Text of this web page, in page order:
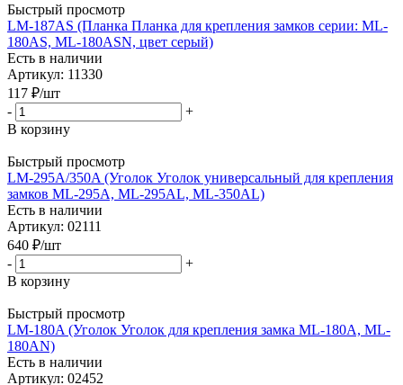
Быстрый просмотр
LM-187AS (Планка Планка для крепления замков серии: ML-
180AS, ML-180ASN, цвет серый)
Есть в наличии
Артикул: 11330
117 ₽/шт
-
+
В корзину
Быстрый просмотр
LM-295A/350A (Уголок Уголок универсальный для крепления
замков ML-295A, ML-295AL, ML-350AL)
Есть в наличии
Артикул: 02111
640 ₽/шт
-
+
В корзину
Быстрый просмотр
LM-180A (Уголок Уголок для крепления замка ML-180A, ML-
180AN)
Есть в наличии
Артикул: 02452